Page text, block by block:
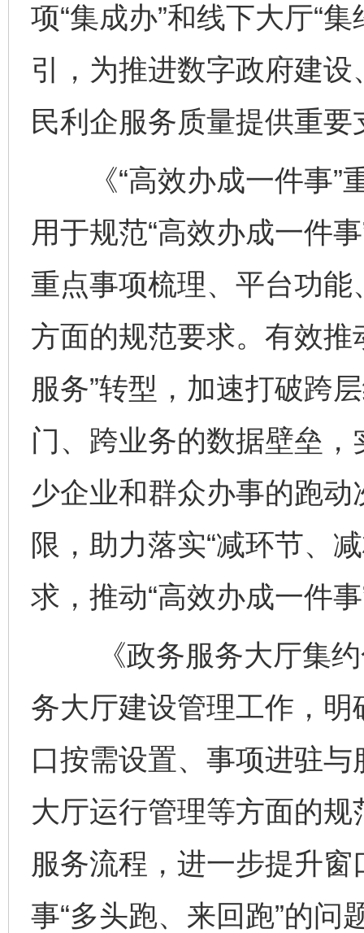
项“集成办”和线下大厅“
引，为推进数字政府建
民利企服务质量提供重要
《“高效办成一件事”重
用于规范“高效办成一件
重点事项梳理、平台功
方面的规范要求。有效推
服务”转型，加速打破跨
门、跨业务的数据壁垒
少企业和群众办事的跑
限，助力落实“减环节、
求，推动“高效办成一件
《政务服务大厅集约
务大厅建设管理工作，
口按需设置、事项进驻
大厅运行管理等方面的
服务流程，进一步提升
事“多头跑、来回跑”的问